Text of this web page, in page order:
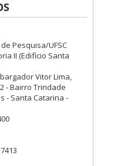
Pesquisa/UFSC
II (Edifício Santa
Vitor Lima,
- Bairro Trindade
- Santa Catarina -